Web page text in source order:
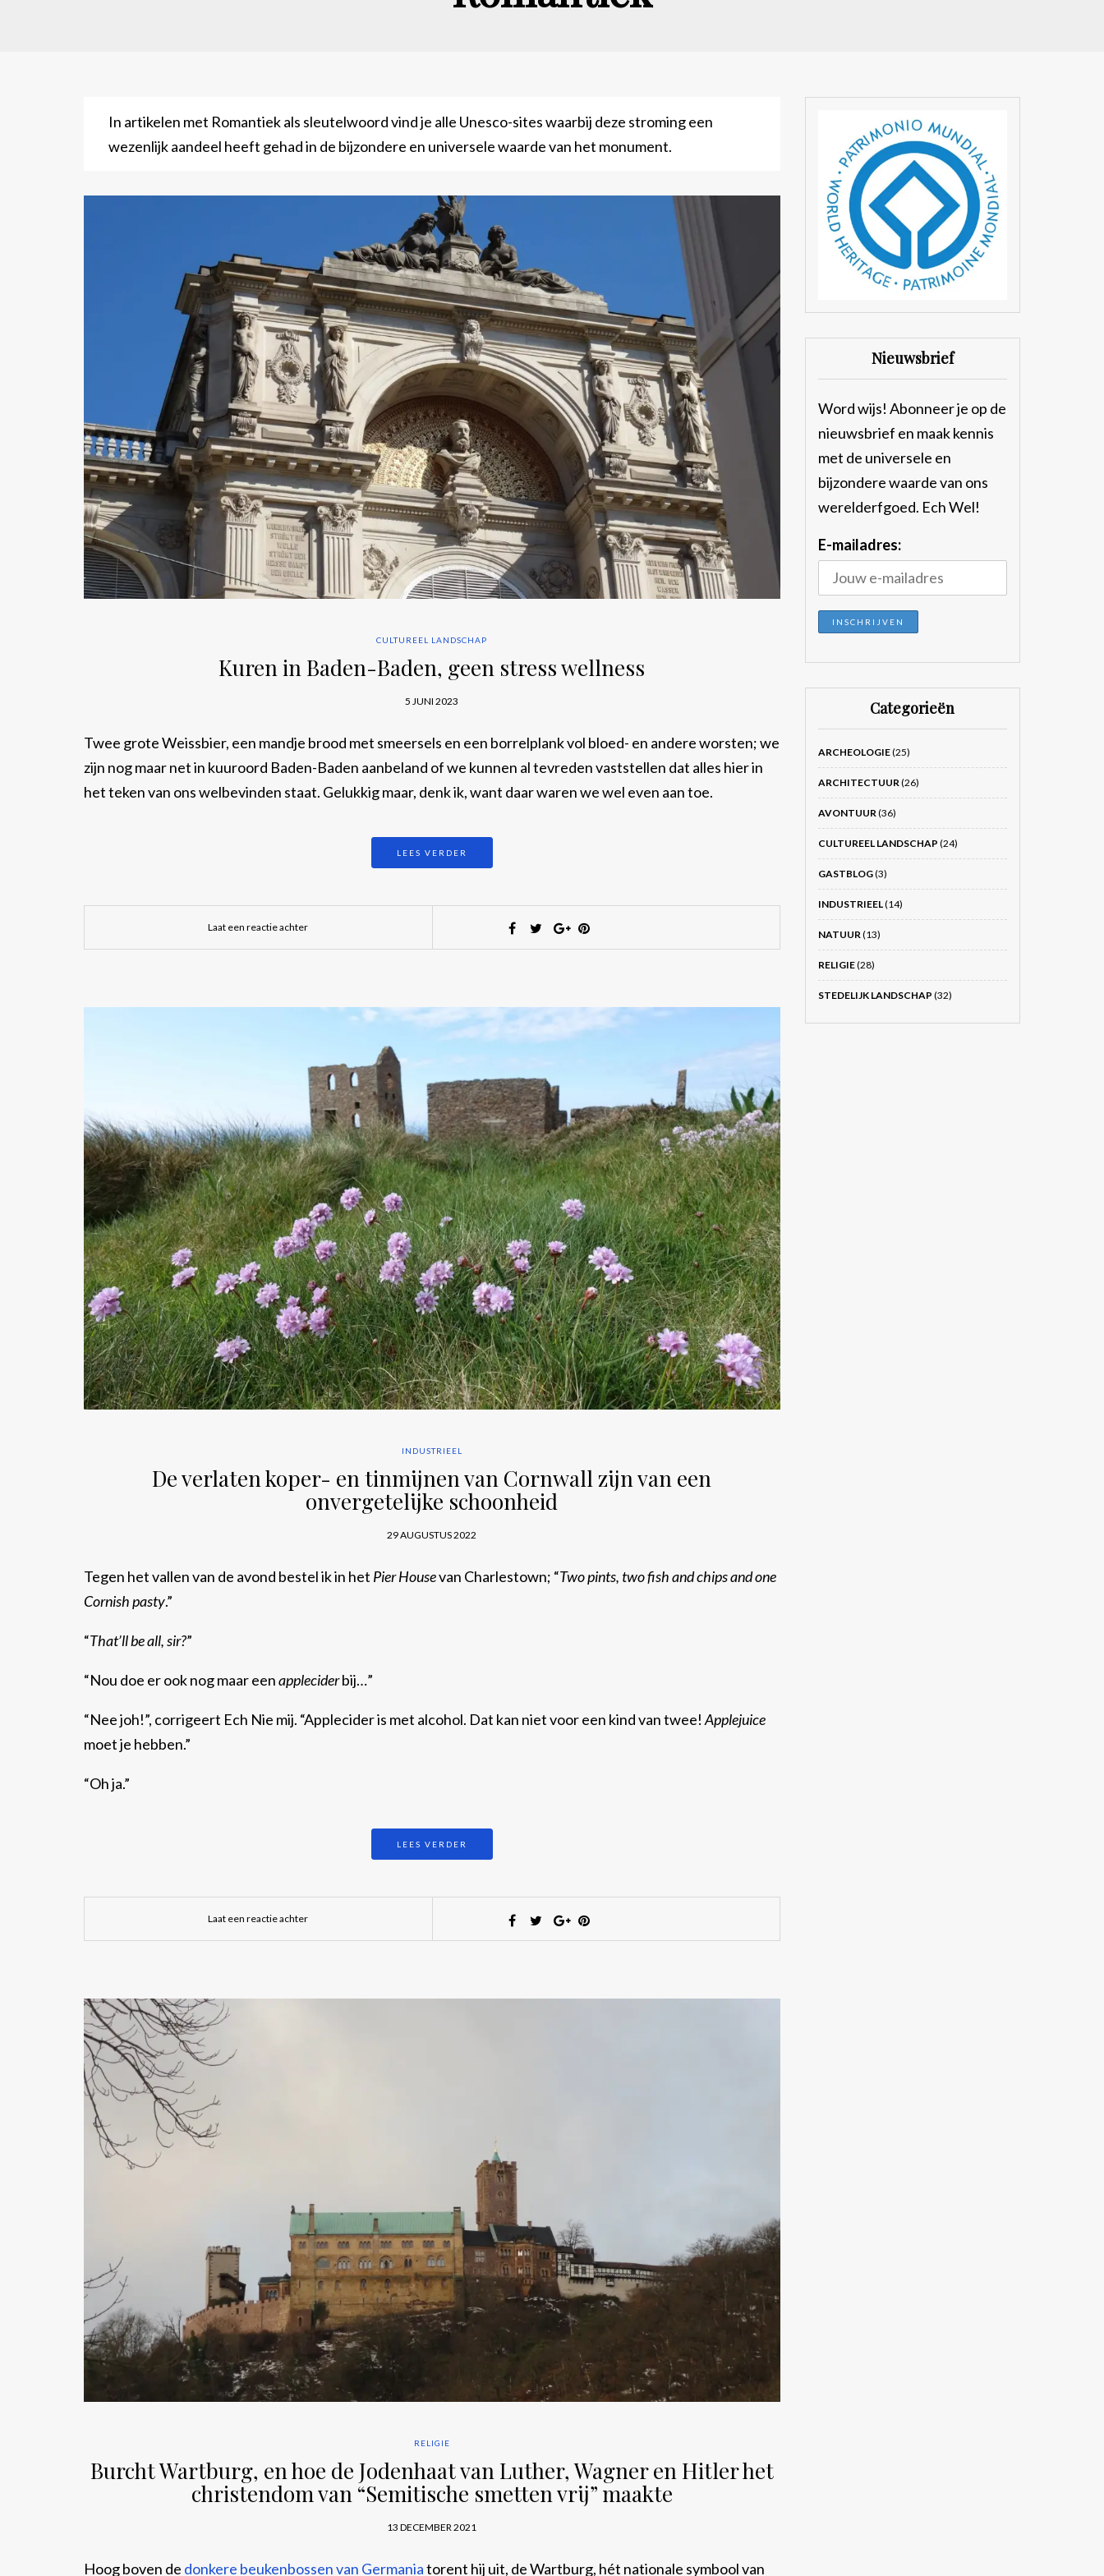
In artikelen met Romantiek als sleutelwoord vind je alle Unesco-sites waarbij deze stroming een
wezenlijk aandeel heeft gehad in de bijzondere en universele waarde van het monument.
CULTUREEL LANDSCHAP
Kuren in Baden-Baden, geen stress wellness
5 JUNI 2023
Twee grote Weissbier, een mandje brood met smeersels en een borrelplank vol bloed- en andere worsten; we
zijn nog maar net in kuuroord Baden-Baden aanbeland of we kunnen al tevreden vaststellen dat alles hier in
het teken van ons welbevinden staat. Gelukkig maar, denk ik, want daar waren we wel even aan toe.
LEES VERDER
Laat een reactie achter
INDUSTRIEEL
De verlaten koper- en tinmijnen van Cornwall zijn van een
onvergetelijke schoonheid
29 AUGUSTUS 2022
Tegen het vallen van de avond bestel ik in het Pier Housevan Charlestown; “Two pints, two fish and chips and one
Cornish pasty.”
“That’ll be all, sir?”
“Nou doe er ook nog maar eenappleciderbij…”
“Nee joh!”, corrigeert Ech Nie mij. “Applecider is met alcohol. Dat kan niet voor een kind van twee! Applejuice
moet je hebben.”
“Oh ja.”
LEES VERDER
Laat een reactie achter
RELIGIE
Burcht Wartburg, en hoe de Jodenhaat van Luther, Wagner en Hitler het
christendom van “Semitische smetten vrij” maakte
13 DECEMBER 2021
Hoog boven de donkere beukenbossen van Germaniatorent hij uit, de Wartburg, hét nationale symbool van
Nieuwsbrief
Word wijs! Abonneer je op de
nieuwsbrief en maak kennis
met de universele en
bijzondere waarde van ons
werelderfgoed. Ech Wel!
E-mailadres:
Categorieën
ARCHEOLOGIE(25)
ARCHITECTUUR (26)
AVONTUUR (36)
CULTUREEL LANDSCHAP (24)
GASTBLOG(3)
INDUSTRIEEL(14)
NATUUR (13)
RELIGIE(28)
STEDELIJK LANDSCHAP (32)